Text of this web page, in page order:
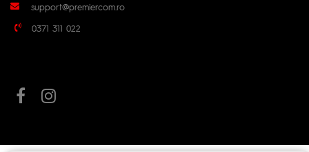
support@premiercom.ro
0371 311 022